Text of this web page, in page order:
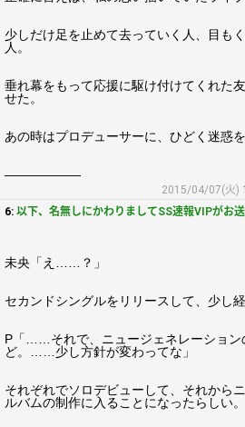
少しだけ足を止めて去っていく人、目も
人。
垂れ幕をもって応援に駆け付けてくれた
せた。
あの時はプロデューサーに、ひどく迷惑を
――――――
2015/04/07(火)
6: 以下、名無しにかわりましてSS速報VIPがお
未央「え……？」
セカンドシングルをリリースして、少し
P「……それで、ニュージェネレーション
ど。……少し方針が変わってな」
それぞれでソロデビューして、それから
ルバムの制作に入ることになったらしい。